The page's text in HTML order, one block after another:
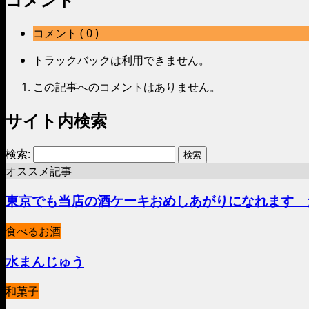
コメント ( 0 )
トラックバックは利用できません。
この記事へのコメントはありません。
サイト内検索
検索:
オススメ記事
東京でも当店の酒ケーキおめしあがりになれます
食べるお酒
水まんじゅう
和菓子